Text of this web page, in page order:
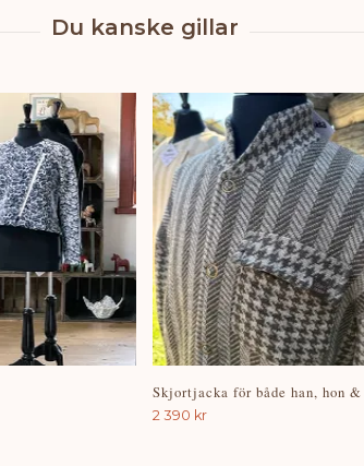
Skjortjacka för både han, hon &
2 390 kr